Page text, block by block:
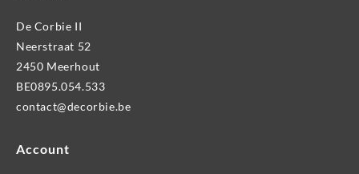
De Corbie II
Neerstraat 52
2450 Meerhout
BE0895.054.533
contact@decorbie.be
Account